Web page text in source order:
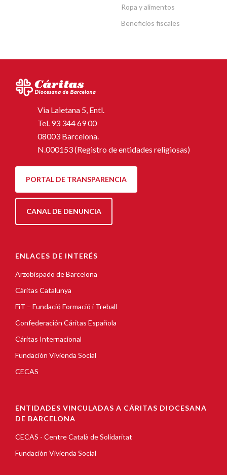
Ropa y alimentos
Beneficios fiscales
Via Laietana 5, Entl.
Tel. 93 344 69 00
08003 Barcelona.
N.000153 (Registro de entidades religiosas)
PORTAL DE TRANSPARENCIA
CANAL DE DENUNCIA
ENLACES DE INTERÉS
Arzobispado de Barcelona
Càritas Catalunya
FiT – Fundació Formació i Treball
Confederación Cáritas Española
Cáritas Internacional
Fundación Vivienda Social
CECAS
ENTIDADES VINCULADAS A CÁRITAS DIOCESANA
DE BARCELONA
CECAS - Centre Català de Solidaritat
Fundación Vivienda Social